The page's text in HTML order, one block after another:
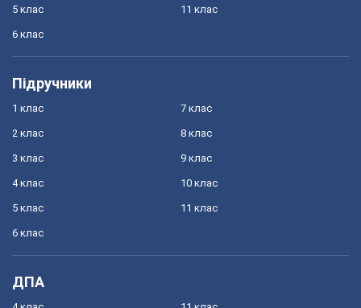
5 клас
6 клас
11 клас
Підручники
1 клас
2 клас
3 клас
4 клас
5 клас
6 клас
7 клас
8 клас
9 клас
10 клас
11 клас
ДПА